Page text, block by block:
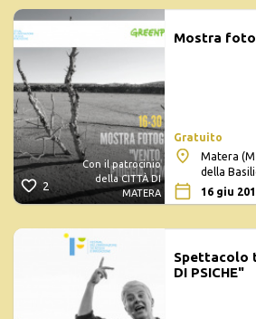
2
Con il patrocinio
della CITTÀ DI
MATERA
Mostra
Gratuito
Matera
della
16 giu
Spettacolo
DI PSICHE"